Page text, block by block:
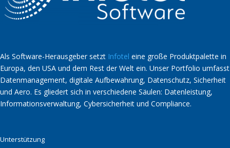
Als Software-Herausgeber setzt Infotel eine große Produktpalette in
Europa, den USA und dem Rest der Welt ein. Unser Portfolio umfasst
Datenmanagement, digitale Aufbewahrung, Datenschutz, Sicherheit
und Aero. Es gliedert sich in verschiedene Säulen: Datenleistung,
Informationsverwaltung, Cybersicherheit und Compliance.
Unterstützung